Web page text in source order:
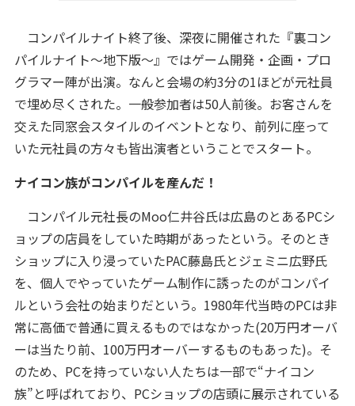
コンパイルナイト終了後、深夜に開催された『裏コン
パイルナイト～地下版～』ではゲーム開発・企画・プロ
グラマー陣が出演。なんと会場の約3分の1ほどが元社員
で埋め尽くされた。一般参加者は50人前後。お客さんを
交えた同窓会スタイルのイベントとなり、前列に座って
いた元社員の方々も皆出演者ということでスタート。
ナイコン族がコンパイルを産んだ！
コンパイル元社長のMoo仁井谷氏は広島のとあるPCシ
ョップの店員をしていた時期があったという。そのとき
ショップに入り浸っていたPAC藤島氏とジェミニ広野氏
を、個人でやっていたゲーム制作に誘ったのがコンパイ
ルという会社の始まりだという。1980年代当時のPCは非
常に高価で普通に買えるものではなかった(20万円オーバ
ーは当たり前、100万円オーバーするものもあった)。そ
のため、PCを持っていない人たちは一部で“ナイコン
族”と呼ばれており、PCショップの店頭に展示されている